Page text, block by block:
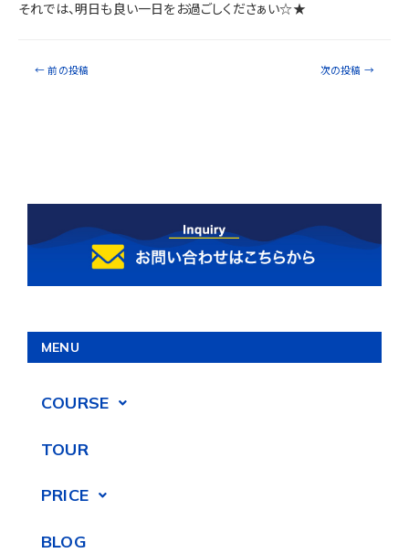
それでは、明日も良い一日をお過ごしくださぁい☆★
← 前の投稿 次の投稿 →
MENU
COURSE
TOUR
PRICE
BLOG